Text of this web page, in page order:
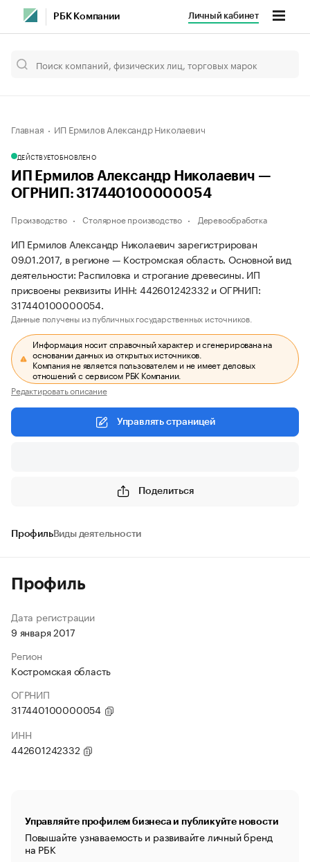
РБК Компании Личный кабинет
Главная ИП Ермилов Александр Николаевич
ДЕЙСТВУЕТОБНОВЛЕНО
ИП Ермилов Александр Николаевич —
ОГРНИП: 317440100000054
Производство Столярное производство Деревообработка
ИП Ермилов Александр Николаевич зарегистрирован
09.01.2017, в регионе — Костромская область. Основной вид
деятельности: Распиловка и строгание древесины. ИП
присвоены реквизиты ИНН: 442601242332 и ОГРНИП:
317440100000054.
Данные получены из публичных государственных источников.
Информация носит справочный характер и сгенерирована на
основании данных из открытых источников.
Компания не является пользователем и не имеет деловых
отношений с сервисом РБК Компании.
Редактировать описание
Управлять страницей
Поделиться
ПрофильВиды деятельности
Профиль
Дата регистрации
9 января 2017
Регион
Костромская область
ОГРНИП
317440100000054
ИНН
442601242332
Управляйте профилем бизнеса и публикуйте новости
Повышайте узнаваемость и развивайте личный бренд
на РБК